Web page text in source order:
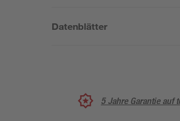
Datenblätter
5 Jahre Garantie auf